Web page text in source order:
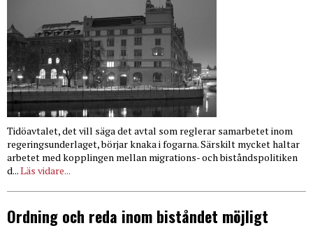
Tidöavtalet, det vill säga det avtal som reglerar samarbetet inom
regeringsunderlaget, börjar knaka i fogarna. Särskilt mycket haltar
arbetet med kopplingen mellan migrations- och biståndspolitiken
d...Läs vidare...
Ordning och reda inom biståndet möjligt